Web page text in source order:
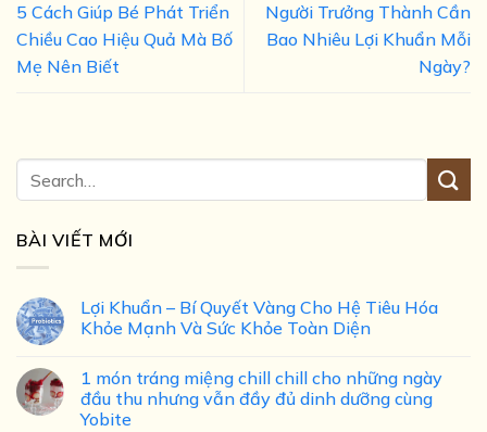
5 Cách Giúp Bé Phát Triển
Chiều Cao Hiệu Quả Mà Bố
Mẹ Nên Biết
Người Trưởng Thành Cần
Bao Nhiêu Lợi Khuẩn Mỗi
Ngày?
BÀI VIẾT MỚI
Lợi Khuẩn – Bí Quyết Vàng Cho Hệ Tiêu Hóa
Khỏe Mạnh Và Sức Khỏe Toàn Diện
1 món tráng miệng chill chill cho những ngày
đầu thu nhưng vẫn đầy đủ dinh dưỡng cùng
Yobite